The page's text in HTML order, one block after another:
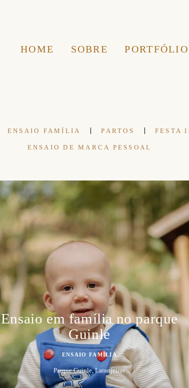
HOME SOBRE PORTFÓLIO
ENSAIO FAMÍLIA PARTOS FESTA
ENSAIO DE MARCA PESSOAL
Ensaio em família no parque
Guinle
ENSAIO FAMÍLIA
Parque Guinle, Laranjeiras